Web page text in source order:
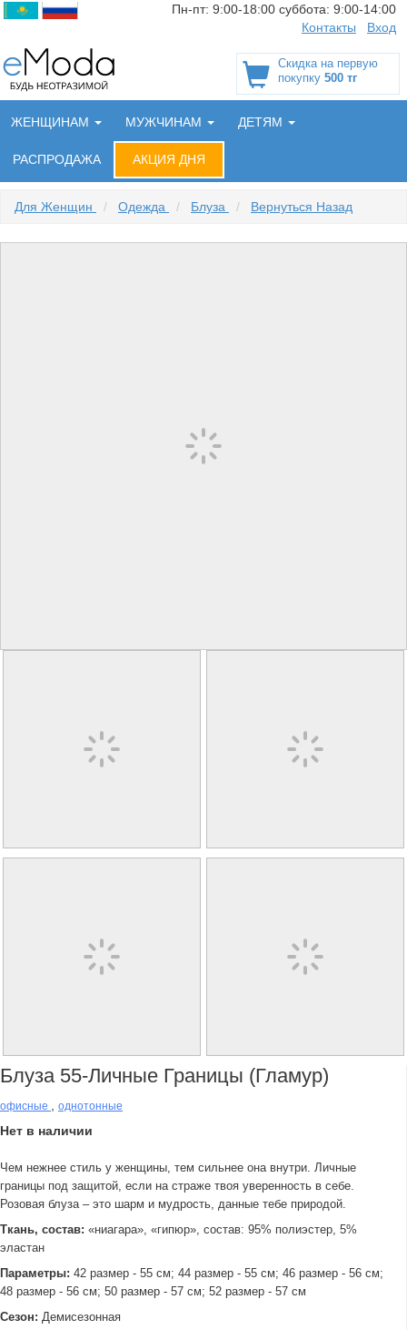
Пн-пт: 9:00-18:00 суббота: 9:00-14:00
Контакты
Вход
Скидка на первую
покупку 500 тг
ЖЕНЩИНАМ МУЖЧИНАМ ДЕТЯМ
РАСПРОДАЖА АКЦИЯ ДНЯ
Для Женщин / Одежда / Блуза / Вернуться Назад
Блуза 55-Личные Границы (гламур)
офисные однотонные
Нет в наличии
Чем нежнее стиль у женщины, тем сильнее она внутри. Личные
границы под защитой, если на страже твоя уверенность в себе.
Розовая блуза – это шарм и мудрость, данные тебе природой.
Ткань, состав: «ниагара», «гипюр», состав: 95% полиэстер, 5%
эластан
Параметры: 42 размер - 55 см; 44 размер - 55 см; 46 размер - 56 см;
48 размер - 56 см; 50 размер - 57 см; 52 размер - 57 см
Сезон: Демисезонная